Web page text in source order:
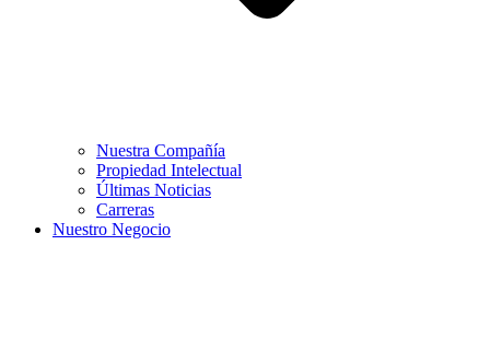
Nuestra Compañía
Propiedad Intelectual
Últimas Noticias
Carreras
Nuestro Negocio